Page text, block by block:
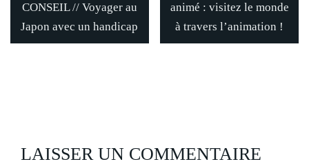
CONSEIL // Voyager au
Japon avec un handicap
animé : visitez le monde
à travers l’animation !
LAISSER UN COMMENTAIRE